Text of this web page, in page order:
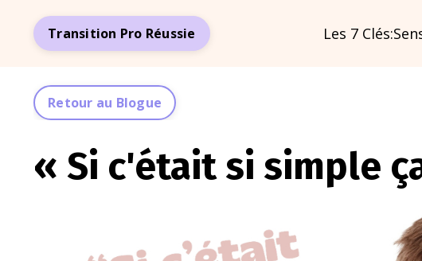
Transition Pro Réussie Les 7
Retour au Blogue
« Si c'était si simple